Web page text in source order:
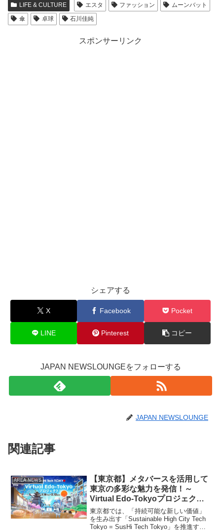
LIFE & CULTURE エスタ ファッション
ムーンバット
傘
卓球 石川佳純
スポンサーリンク
シェアする
X Facebook Pocket
LINE Pinterest コピー
JAPAN NEWSLOUNGEをフォローする
JAPAN NEWSLOUNGE
関連記事
AREA NEWS
【東京都】メタバースを活用して
東京の多彩な魅力を発信！～
Virtual Edo-Tokyoプロジェクト
～
東京都では、「持続可能な新しい価値」
を生み出す「Sustainable High City Tech
Tokyo = SusHi Tech Tokyo」を推進する